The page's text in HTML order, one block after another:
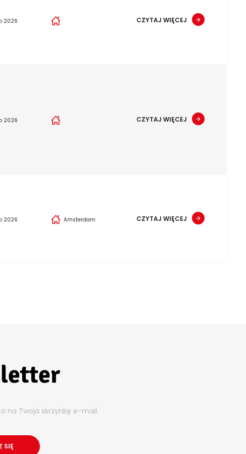
2026 CZYTAJ WIĘCEJ
2026 CZYTAJ WIĘCEJ
2026 Amsterdam CZYTAJ WIĘCEJ
na Twoja skrzynkę e-mail.